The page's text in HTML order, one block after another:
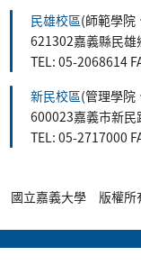
民雄校區(師範學院
621302嘉義縣民雄
TEL: 05-2068614
新民校區(管理學院
600023嘉義市新民
TEL: 05-2717000
國立嘉義大學 版權